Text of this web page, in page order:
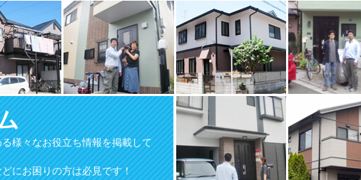
様々なお役立ち情報を掲載して
にお困りの方は必見です！